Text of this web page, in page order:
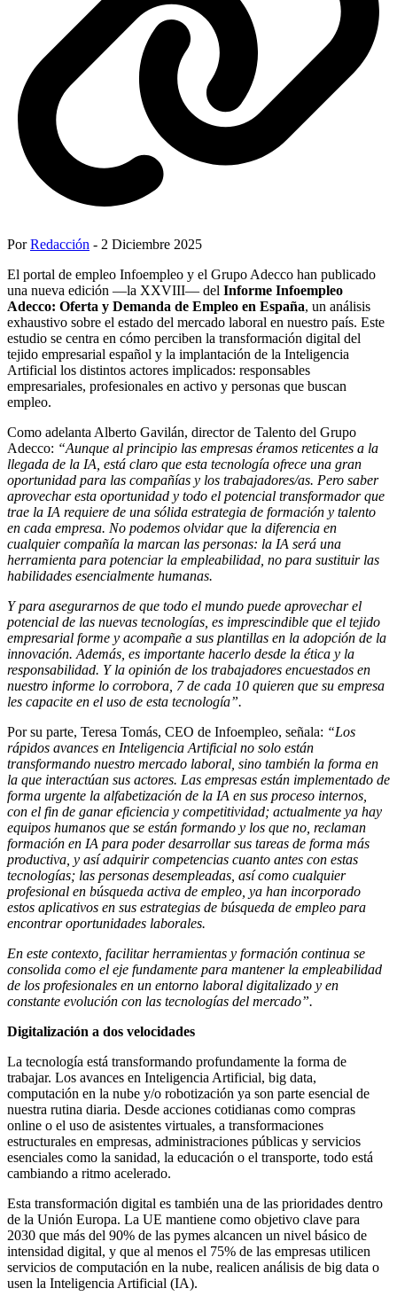
PorRedacción - 2 Diciembre 2025
El portal de empleo Infoempleo y el Grupo Adecco han publicado
una nueva edición —la XXVIII— del Informe Infoempleo
Adecco: Oferta y Demanda de Empleo en España, un análisis
exhaustivo sobre el estado del mercado laboral en nuestro país. Este
estudio se centra en cómo perciben la transformación digital del
tejido empresarial español y la implantación de la Inteligencia
Artificial los distintos actores implicados: responsables
empresariales, profesionales en activo y personas que buscan
empleo.
Como adelanta Alberto Gavilán, director de Talento del Grupo
Adecco: “Aunque al principio las empresas éramos reticentes a la
llegada de la IA, está claro que esta tecnología ofrece una gran
oportunidad para las compañías y los trabajadores/as. Pero saber
aprovechar esta oportunidad y todo el potencial transformador que
trae la IA requiere de una sólida estrategia de formación y talento
en cada empresa. No podemos olvidar que la diferencia en
cualquier compañía la marcan las personas: la IA será una
herramienta para potenciar la empleabilidad, no para sustituir las
habilidades esencialmente humanas.
Y para asegurarnos de que todo el mundo puede aprovechar el
potencial de las nuevas tecnologías, es imprescindible que el tejido
empresarial forme y acompañe a sus plantillas en la adopción de la
innovación. Además, es importante hacerlo desde la ética y la
responsabilidad. Y la opinión de los trabajadores encuestados en
nuestro informe lo corrobora, 7 de cada 10 quieren que su empresa
les capacite en el uso de esta tecnología”.
Por su parte, Teresa Tomás, CEO de Infoempleo, señala: “Los
rápidos avances en Inteligencia Artificial no solo están
transformando nuestro mercado laboral, sino también la forma en
la que interactúan sus actores. Las empresas están implementado de
forma urgente la alfabetización de la IA en sus proceso internos,
con el fin de ganar eficiencia y competitividad; actualmente ya hay
equipos humanos que se están formando y los que no, reclaman
formación en IA para poder desarrollar sus tareas de forma más
productiva, y así adquirir competencias cuanto antes con estas
tecnologías; las personas desempleadas, así como cualquier
profesional en búsqueda activa de empleo, ya han incorporado
estos aplicativos en sus estrategias de búsqueda de empleo para
encontrar oportunidades laborales.
En este contexto, facilitar herramientas y formación continua se
consolida como el eje fundamente para mantener la empleabilidad
de los profesionales en un entorno laboral digitalizado y en
constante evolución con las tecnologías del mercado”.
Digitalización a dos velocidades
La tecnología está transformando profundamente la forma de
trabajar. Los avances en Inteligencia Artificial, big data,
computación en la nube y/o robotización ya son parte esencial de
nuestra rutina diaria. Desde acciones cotidianas como compras
online o el uso de asistentes virtuales, a transformaciones
estructurales en empresas, administraciones públicas y servicios
esenciales como la sanidad, la educación o el transporte, todo está
cambiando a ritmo acelerado.
Esta transformación digital es también una de las prioridades dentro
de la Unión Europa. La UE mantiene como objetivo clave para
2030 que más del 90% de las pymes alcancen un nivel básico de
intensidad digital, y que al menos el 75% de las empresas utilicen
servicios de computación en la nube, realicen análisis de big data o
usen la Inteligencia Artificial (IA).